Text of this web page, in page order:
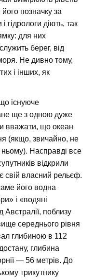
позначку за
гідрологи діють, так
для них
берег, від
Не дивно тому,
і інших, як
існуюче
ще з одною дуже
вважати, що океан
(якщо, звичайно, не
Насправді все
відкрили
свій власний рельєф.
його водна
і «водяні
Австралії, поблизу
середнього рівня
глибиною в 112
глибина
— 56 метрів. До
трикутнику